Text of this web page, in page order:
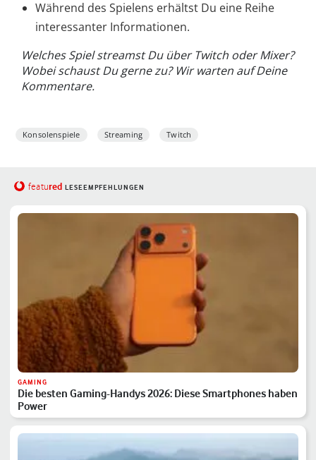
Während des Spielens erhältst Du eine Reihe
interessanter Informationen.
Welches Spiel streamst Du über Twitch oder Mixer?
Wobei schaust Du gerne zu? Wir warten auf Deine
Kommentare.
Konsolenspiele Streaming Twitch
featured LESEEMPFEHLUNGEN
GAMING
Die besten Gaming-Handys 2026: Diese Smartphones haben
Power